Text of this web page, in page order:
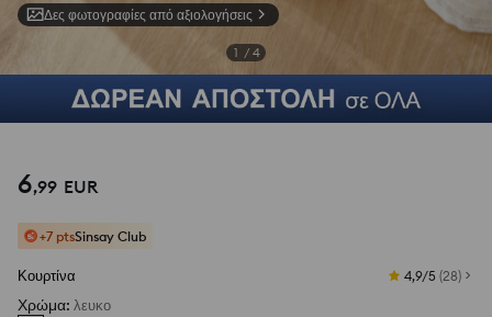
Δες φωτογραφίες από αξιολογήσεις
1 / 4
6,99 EUR
+7 ptsSinsay Club
Κουρτίνα 4,9/5 (28)
Χρώμα: λευκο